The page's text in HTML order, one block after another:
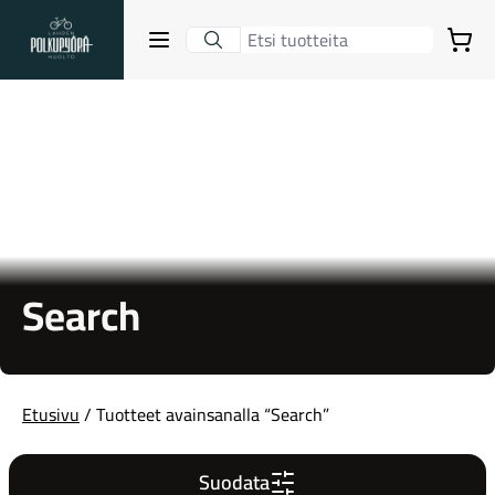
Lahden Polkupyörähuolto - etusivulle
Avaa sulje valikko
Gravel-pyörät
Ostoskori
Search
Etusivu/ Tuotteet avainsanalla “Search”
Suodata